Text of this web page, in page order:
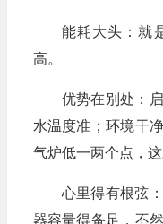
能耗大头：就
高。
优势在别处：
水温度准；环境干
气炉低一两个点，
心里得有根弦
器容量得备足，不